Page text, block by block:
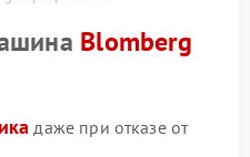
Blomberg
даже при отказе от